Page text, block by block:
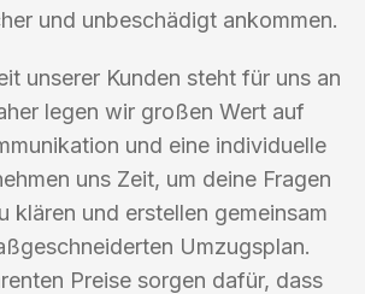
und unbeschädigt ankommen.
unserer Kunden steht für uns an
legen wir großen Wert auf
und eine individuelle
uns Zeit, um deine Fragen
klären und erstellen gemeinsam
Umzugsplan.
Preise sorgen dafür, dass